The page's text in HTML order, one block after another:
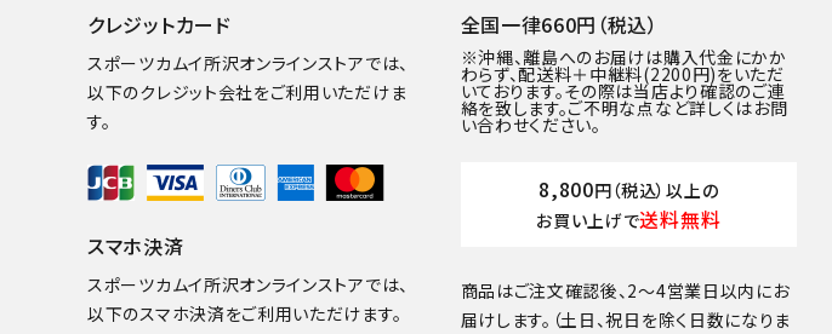
クレジットカード
スポーツカムイ所沢オンラインストアでは、
以下のクレジット会社をご利用いただけま
す。
スマホ決済
スポーツカムイ所沢オンラインストアでは、
以下のスマホ決済をご利用いただけます。
全国一律660円（税込）
※沖縄、離島へのお届けは購入代金にかか
わらず、配送料＋中継料(2200円)をいただ
いております。その際は当店より確認のご連
絡を致します。ご不明な点など詳しくはお問
い合わせください。
8,800円（税込）以上の
お買い上げで送料無料
商品はご注文確認後、2～4営業日以内にお
届けします。（土日、祝日を除く日数になりま